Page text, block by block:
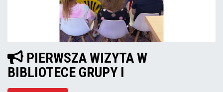
PIERWSZA WIZYTA W
BIBLIOTECE GRUPY I